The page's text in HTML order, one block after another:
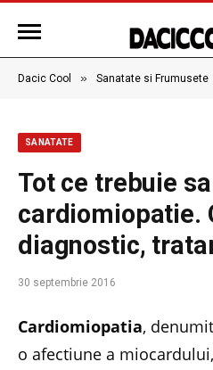
Dacic Cool » Sanatate si Frumusete
SANATATE
Tot ce trebuie
cardiomiopatie.
diagnostic,
30 septembrie 2016
Cardiomiopatia,
o afectiune a